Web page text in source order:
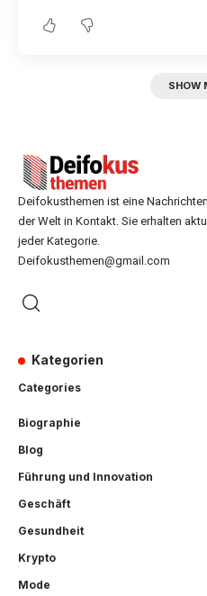
SHOW
Deifokusthemen ist eine
der Welt in Kontakt. Sie erhalten
jeder Kategorie.
Deifokusthemen@gmail.com
Kategorien
Categories
Biographie
Blog
Führung und Innovation
Geschäft
Gesundheit
Krypto
Mode